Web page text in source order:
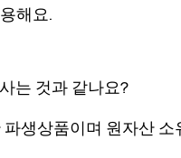
해요.
는 것과 같나요?
생상품이며 원자산 소